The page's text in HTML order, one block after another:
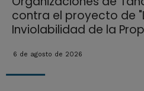
contra el proyecto de
Inviolabilidad de la
6 de agosto de 2026